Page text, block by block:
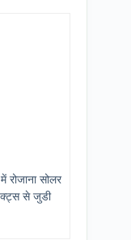
रोजाना सोलर
से जुडी